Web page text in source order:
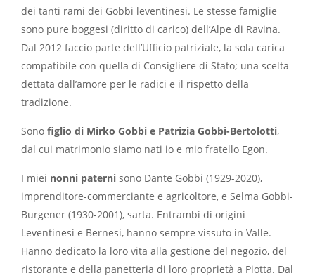
dei tanti rami dei Gobbi leventinesi. Le stesse famiglie
sono pure boggesi (diritto di carico) dell’Alpe di Ravina.
Dal 2012 faccio parte dell’Ufficio patriziale, la sola carica
compatibile con quella di Consigliere di Stato; una scelta
dettata dall’amore per le radici e il rispetto della
tradizione.
Sono figlio di Mirko Gobbi e Patrizia Gobbi-Bertolotti,
dal cui matrimonio siamo nati io e mio fratello Egon.
I miei nonni paterni sono Dante Gobbi (1929-2020),
imprenditore-commerciante e agricoltore, e Selma Gobbi-
Burgener (1930-2001), sarta. Entrambi di origini
Leventinesi e Bernesi, hanno sempre vissuto in Valle.
Hanno dedicato la loro vita alla gestione del negozio, del
ristorante e della panetteria di loro proprietà a Piotta. Dal